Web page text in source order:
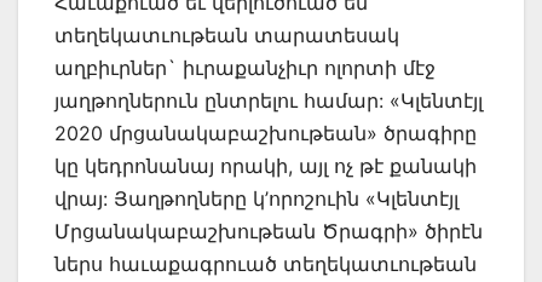
տեղեկատւութեան տարատեսակ
աղբիւրներ` իւրաքանչիւր ոլորտի մէջ
յաղթողներուն ընտրելու համար: «Կլենտէյլ
2020 մրցանակաբաշխութեան» ծրագիրը
կը կեդրոնանայ որակի, այլ ոչ թէ քանակի
վրայ: Յաղթողները կ’որոշուին «Կլենտէյլ
Մրցանակաբաշխութեան Ծրագրի» ծիրէն
ներս հաւաքագրուած տեղեկատւութեան